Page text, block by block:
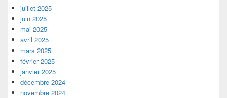
juillet 2025
juin 2025
mai 2025
avril 2025
mars 2025
février 2025
janvier 2025
décembre 2024
novembre 2024